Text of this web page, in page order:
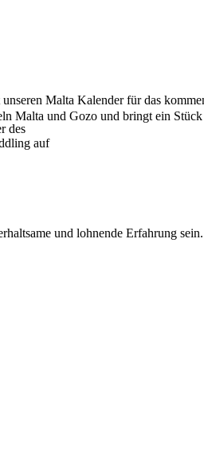
des
auf
Malta Kalender für das
Malta und Gozo und bringt ein
und lohnende Erfahrung